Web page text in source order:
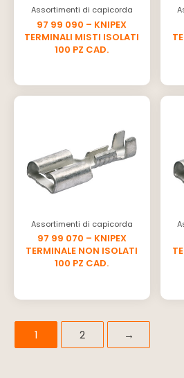
Assortimenti di capicorda
97 99 090 – KNIPEX
TERMINALI MISTI ISOLATI
100 PZ CAD.
Assortimenti di capicorda
97 99 070 – KNIPEX
TERMINALE NON ISOLATI
100 PZ CAD.
1 2 →